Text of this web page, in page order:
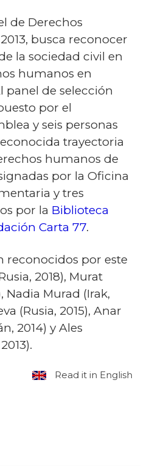
de Derechos
busca reconocer
la sociedad civil en
humanos en
panel de selección
por el
y seis personas
trayectoria
humanos de
por la Oficina
y tres
por la Biblioteca
Carta 77.
por este
2018), Murat
Nadia Murad (Irak,
(Rusia, 2015), Anar
2014) y Ales
Read it in English